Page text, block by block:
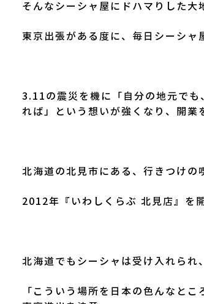
そんなシーシャ屋にドハマりした大
東京出張がある度に、毎日シーシャ
3.11の震災を機に「自分の地元で
れば」という想いが強くなり、開業
北海道の北見市にある、行きつけの
2012年『いわしくらぶ 北見店』を
北海道でもシーシャは受け入れら
「こういう場所を日本の色んなと